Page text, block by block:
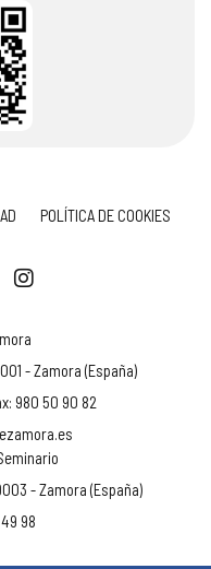
POLÍTICA DE COOKIES
- Zamora (España)
980 50 90 82
- Zamora (España)
98